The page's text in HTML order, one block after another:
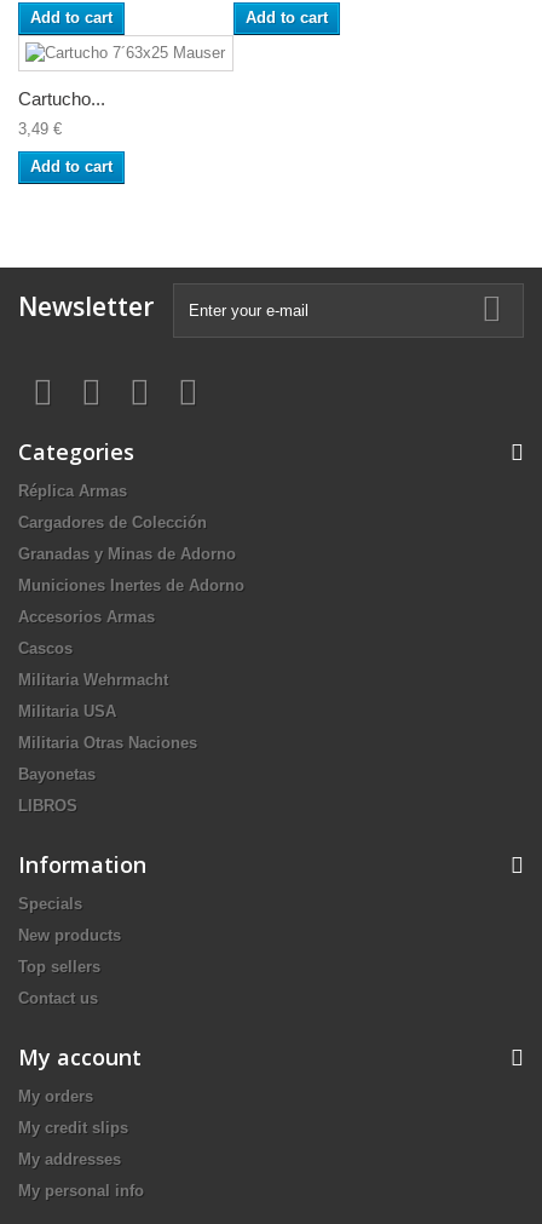
Add to cart Add to cart
Cartucho...
3,49 €
Add to cart
Newsletter
Categories
Réplica Armas
Cargadores de Colección
Granadas y Minas de Adorno
Municiones Inertes de Adorno
Accesorios Armas
Cascos
Militaria Wehrmacht
Militaria USA
Militaria Otras Naciones
Bayonetas
LIBROS
Information
Specials
New products
Top sellers
Contact us
My account
My orders
My credit slips
My addresses
My personal info